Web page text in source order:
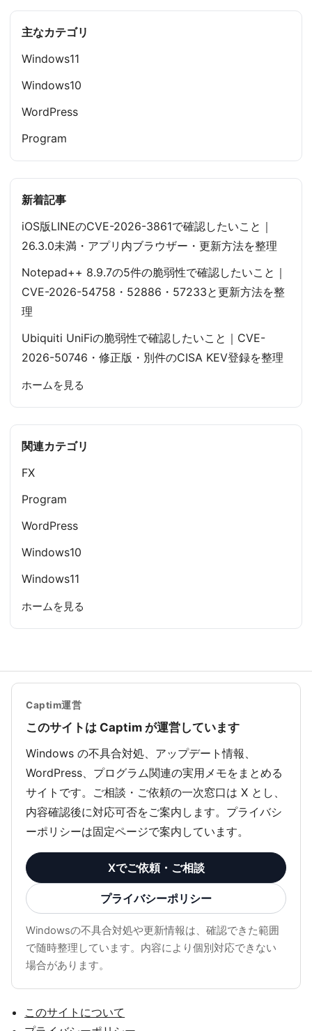
主なカテゴリ
Windows11
Windows10
WordPress
Program
新着記事
iOS版LINEのCVE-2026-3861で確認したいこと｜
26.3.0未満・アプリ内ブラウザー・更新方法を整理
Notepad++ 8.9.7の5件の脆弱性で確認したいこと｜
CVE-2026-54758・52886・57233と更新方法を整
理
Ubiquiti UniFiの脆弱性で確認したいこと｜CVE-
2026-50746・修正版・別件のCISA KEV登録を整理
ホームを見る
関連カテゴリ
FX
Program
WordPress
Windows10
Windows11
ホームを見る
Captim運営
このサイトは Captim が運営しています
Windows の不具合対処、アップデート情報、
WordPress、プログラム関連の実用メモをまとめる
サイトです。ご相談・ご依頼の一次窓口は X とし、
内容確認後に対応可否をご案内します。プライバシ
ーポリシーは固定ページで案内しています。
Xでご依頼・ご相談
プライバシーポリシー
Windowsの不具合対処や更新情報は、確認できた範囲
で随時整理しています。内容により個別対応できない
場合があります。
このサイトについて